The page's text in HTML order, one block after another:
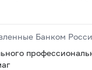
Банком